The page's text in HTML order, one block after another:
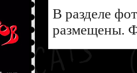
В разделе
размещены.